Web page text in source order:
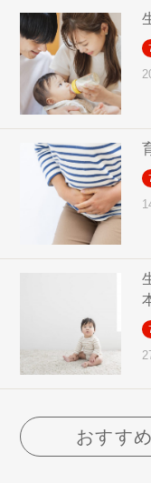
おすす